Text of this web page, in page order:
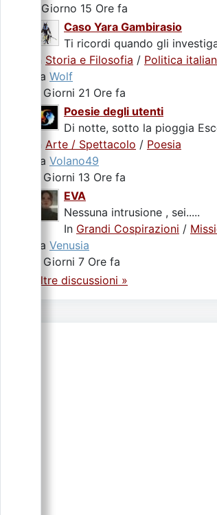
1 Giorno 15 Ore fa
Caso Yara Gambirasio
Ti ricordi quando gli
Storia e Filosofia / Politica
da Wolf
2 Giorni 21 Ore fa
Poesie degli utenti
Di notte, sotto la pioggia
Arte / Spettacolo / Poesia
da Volano49
3 Giorni 13 Ore fa
EVA
Nessuna intrusione , sei.....
In Grandi Cospirazioni /
da Venusia
5 Giorni 7 Ore fa
Altre discussioni »